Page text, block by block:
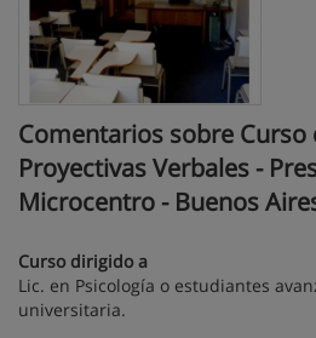
Comentarios sobre Curso
Proyectivas Verbales -
Microcentro - Buenos
Curso dirigido a
Lic. en Psicología o estudiantes
universitaria.